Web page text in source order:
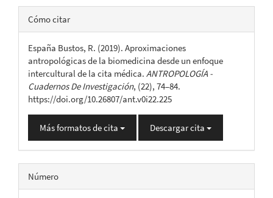
Detalles
del
artículo
Cómo citar
España Bustos, R. (2019). Aproximaciones
antropológicas de la biomedicina desde un enfoque
intercultural de la cita médica. ANTROPOLOGÍA -
Cuadernos De Investigación, (22), 74–84.
https://doi.org/10.26807/ant.v0i22.225
Más formatos de cita Descargar cita
Número